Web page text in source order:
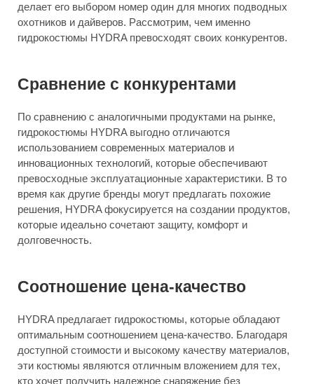
делает его выбором номер один для многих подводных
охотников и дайверов. Рассмотрим, чем именно
гидрокостюмы HYDRA превосходят своих конкурентов.
Сравнение с конкурентами
По сравнению с аналогичными продуктами на рынке,
гидрокостюмы HYDRA выгодно отличаются
использованием современных материалов и
инновационных технологий, которые обеспечивают
превосходные эксплуатационные характеристики. В то
время как другие бренды могут предлагать похожие
решения, HYDRA фокусируется на создании продуктов,
которые идеально сочетают защиту, комфорт и
долговечность.
Соотношение цена-качество
HYDRA предлагает гидрокостюмы, которые обладают
оптимальным соотношением цена-качество. Благодаря
доступной стоимости и высокому качеству материалов,
эти костюмы являются отличным вложением для тех,
кто хочет получить надежное снаряжение без